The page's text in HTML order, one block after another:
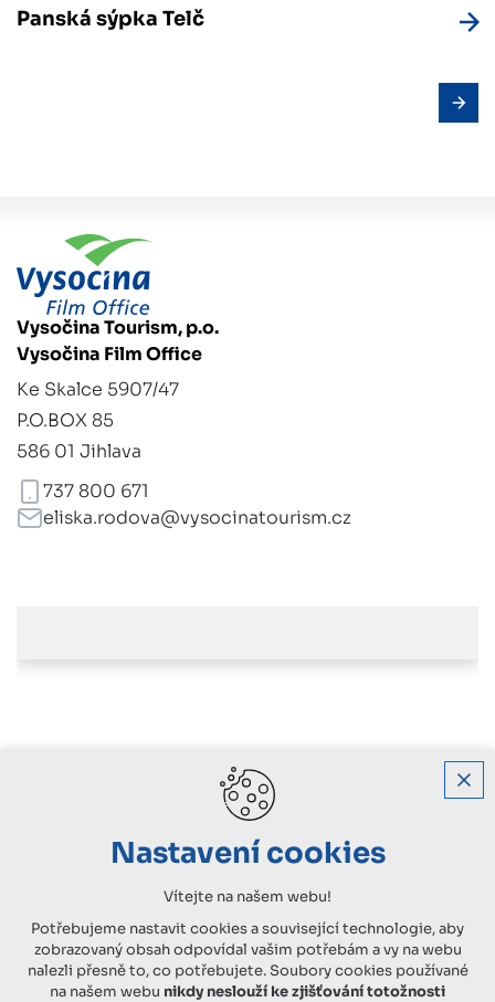
Panská sýpka Telč
Vysočina Tourism, p.o.
Vysočina Film Office
737 800 671
eliska.rodova@vysocinatourism.cz
Ke Skalce 5907/47
P.O.BOX 85
586 01 Jihlava
Nastavení cookies
Vítejte na našem webu!
Potřebujeme nastavit cookies a související technologie, aby
zobrazovaný obsah odpovídal vašim potřebám a vy na webu
nalezli přesně to, co potřebujete. Soubory cookies používané
na našem webu nikdy neslouží ke zjišťování totožnosti